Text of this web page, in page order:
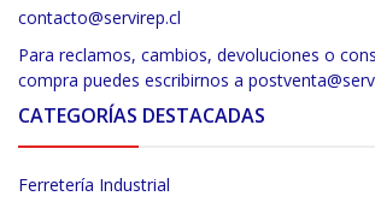
contacto@servirep.cl
Para reclamos, cambios, devoluciones o
compra puedes escribirnos a
CATEGORÍAS DESTACADAS
Ferretería Industrial